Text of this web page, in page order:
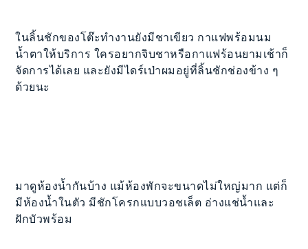
ในลิ้นชักของโต๊ะทำงานยังมีชาเขียว กาแฟพร้อมนม
น้ำตาให้บริการ ใครอยากจิบชาหรือกาแฟร้อนยามเช้าก็
จัดการได้เลย และยังมีไดร์เป่าผมอยู่ที่ลิ้นชักช่องข้าง ๆ
ด้วยนะ
มาดูห้องน้ำกันบ้าง แม้ห้องพักจะขนาดไม่ใหญ่มาก แต่ก็
มีห้องน้ำในตัว มีชักโครกแบบวอชเล็ต อ่างแช่น้ำและ
ฝักบัวพร้อม